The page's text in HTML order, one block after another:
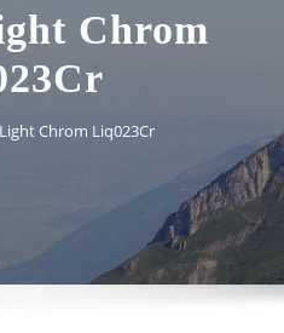
Chrom
Chrom Liq023Cr